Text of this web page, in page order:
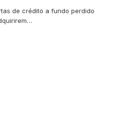
de crédito a fundo perdido